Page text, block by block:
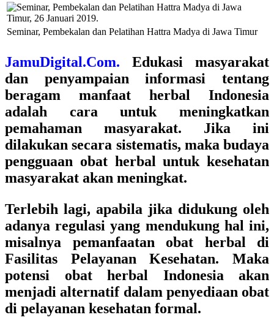
Seminar, Pembekalan dan Pelatihan Hattra Madya di Jawa Timur
JamuDigital.Com. Edukasi masyarakat
dan penyampaian informasi tentang
beragam manfaat herbal Indonesia
adalah cara untuk meningkatkan
pemahaman masyarakat. Jika ini
dilakukan secara sistematis, maka budaya
pengguaan obat herbal untuk kesehatan
masyarakat akan meningkat.
Terlebih lagi, apabila jika didukung oleh
adanya regulasi yang mendukung hal ini,
misalnya pemanfaatan obat herbal di
Fasilitas Pelayanan Kesehatan. Maka
potensi obat herbal Indonesia akan
menjadi alternatif dalam penyediaan obat
di pelayanan kesehatan formal.